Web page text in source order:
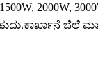
2000W,
ಬೆಲೆ